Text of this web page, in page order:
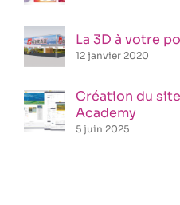
La 3D à votre
12 janvier 2020
Création du
Academy
5 juin 2025